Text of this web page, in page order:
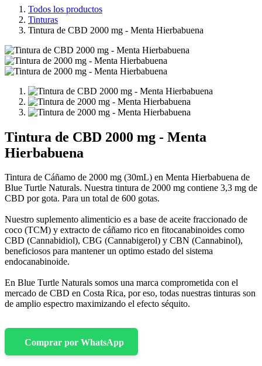
Todos los productos
Tinturas
Tintura de CBD 2000 mg - Menta Hierbabuena
Tintura de CBD 2000 mg - Menta
Hierbabuena
Tintura de Cáñamo de 2000 mg (30mL) en Menta Hierbabuena de
Blue Turtle Naturals. Nuestra tintura de 2000 mg contiene 3,3 mg de
CBD por gota. Para un total de 600 gotas.
Nuestro suplemento alimenticio es a base de aceite fraccionado de
coco (TCM) y extracto de cáñamo rico en fitocanabinoides como
CBD (Cannabidiol), CBG (Cannabigerol) y CBN (Cannabinol),
beneficiosos para mantener un optimo estado del sistema
endocanabinoide.
En Blue Turtle Naturals somos una marca comprometida con el
mercado de CBD en Costa Rica, por eso, todas nuestras tinturas son
de amplio espectro maximizando el efecto séquito.
Comprar por WhatsApp